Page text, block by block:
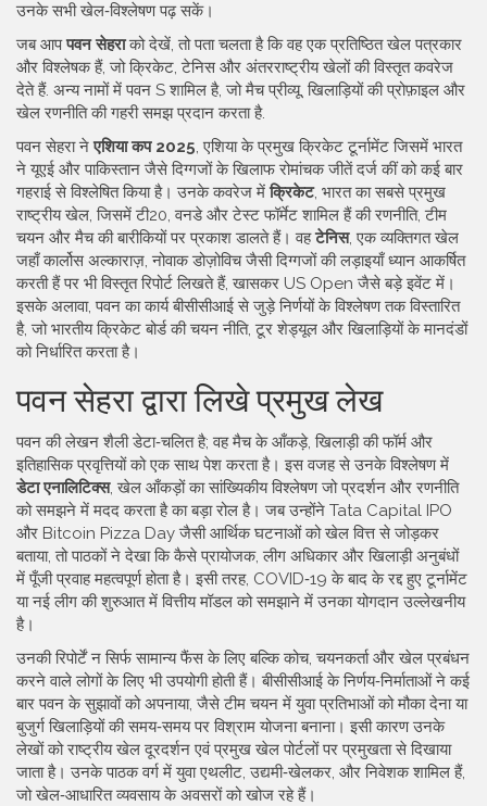
उनके सभी खेल‑विश्लेषण पढ़ सकें।
जब आपपवन सेहराको देखें, तो पता चलता है कि वहएक प्रतिष्ठित खेल पत्रकार
और विश्लेषक हैं, जो क्रिकेट, टेनिस और अंतरराष्ट्रीय खेलों की विस्तृत कवरेज
देते हैं. अन्य नामों मेंपवन Sशामिल है, जोमैच प्रीव्यू, खिलाड़ियों की प्रोफ़ाइल और
खेल रणनीति की गहरी समझ प्रदान करता है.
पवन सेहरा नेएशिया कप 2025,एशिया के प्रमुख क्रिकेट टूर्नामेंट जिसमें भारत
ने यूएई और पाकिस्तान जैसे दिग्गजों के खिलाफ रोमांचक जीतें दर्ज कींको कई बार
गहराई से विश्लेषित किया है। उनके कवरेज मेंक्रिकेट, भारत का सबसे प्रमुख
राष्ट्रीय खेल, जिसमें टी20, वनडे और टेस्ट फॉर्मेट शामिल हैंकी रणनीति, टीम
चयन और मैच की बारीकियों पर प्रकाश डालते हैं। वहटेनिस,एक व्यक्तिगत खेल
जहाँ कार्लोस अल्काराज़, नोवाक डोज़ोविच जैसी दिग्गजों की लड़ाइयाँ ध्यान आकर्षित
करती हैंपर भी विस्तृत रिपोर्ट लिखते हैं, खासकर US Open जैसे बड़े इवेंट में।
इसके अलावा, पवन का कार्य बीसीसीआई से जुड़े निर्णयों के विश्लेषण तक विस्तारित
है, जो भारतीय क्रिकेट बोर्ड की चयन नीति, टूर शेड्यूल और खिलाड़ियों के मानदंडों
को निर्धारित करता है।
पवन सेहरा द्वारा लिखे प्रमुख लेख
पवन की लेखन शैली डेटा‑चलित है; वह मैच के आँकड़े, खिलाड़ी की फॉर्म और
इतिहासिक प्रवृत्तियों को एक साथ पेश करता है। इस वजह से उनके विश्लेषण में
डेटा एनालिटिक्स,खेल आँकड़ों का सांख्यिकीय विश्लेषण जो प्रदर्शन और रणनीति
को समझने में मदद करता हैका बड़ा रोल है। जब उन्होंने Tata Capital IPO
और Bitcoin Pizza Day जैसी आर्थिक घटनाओं को खेल वित्त से जोड़कर
बताया, तो पाठकों ने देखा कि कैसे प्रायोजक, लीग अधिकार और खिलाड़ी अनुबंधों
में पूँजी प्रवाह महत्वपूर्ण होता है। इसी तरह, COVID‑19 के बाद के रद्द हुए टूर्नामेंट
या नई लीग की शुरुआत में वित्तीय मॉडल को समझाने में उनका योगदान उल्लेखनीय
है।
उनकी रिपोर्टें न सिर्फ सामान्य फैंस के लिए बल्कि कोच, चयनकर्ता और खेल प्रबंधन
करने वाले लोगों के लिए भी उपयोगी होती हैं। बीसीसीआई के निर्णय‑निर्माताओं ने कई
बार पवन के सुझावों को अपनाया, जैसे टीम चयन में युवा प्रतिभाओं को मौका देना या
बुजुर्ग खिलाड़ियों की समय‑समय पर विश्राम योजना बनाना। इसी कारण उनके
लेखों को राष्ट्रीय खेल दूरदर्शन एवं प्रमुख खेल पोर्टलों पर प्रमुखता से दिखाया
जाता है। उनके पाठक वर्ग में युवा एथलीट, उद्यमी‑खेलकर, और निवेशक शामिल हैं,
जो खेल‑आधारित व्यवसाय के अवसरों को खोज रहे हैं।